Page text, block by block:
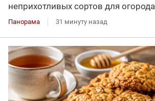
неприхотливых сортов для огорода
Панорама 31 минуту назад